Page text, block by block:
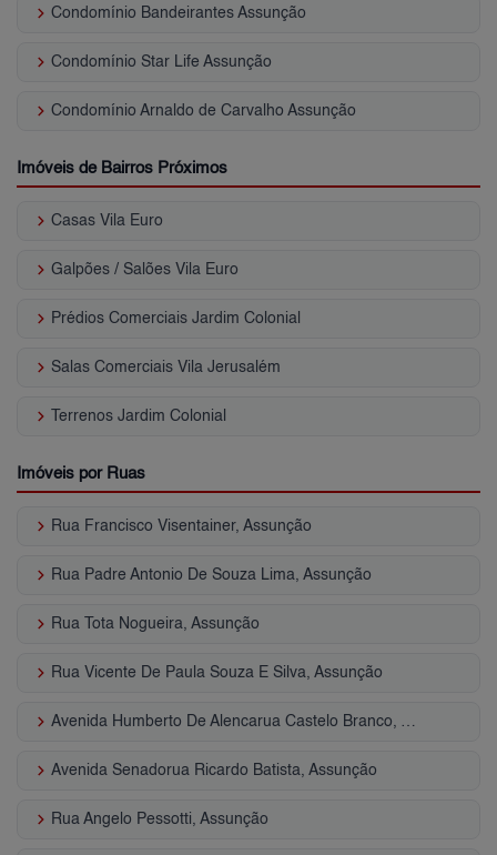
keyboard_arrow_right Condomínio Bandeirantes Assunção
keyboard_arrow_right Condomínio Star Life Assunção
keyboard_arrow_right Condomínio Arnaldo de Carvalho Assunção
Imóveis de Bairros Próximos
keyboard_arrow_right Casas Vila Euro
keyboard_arrow_right Galpões / Salões Vila Euro
keyboard_arrow_right Prédios Comerciais Jardim Colonial
keyboard_arrow_right Salas Comerciais Vila Jerusalém
keyboard_arrow_right Terrenos Jardim Colonial
Imóveis por Ruas
keyboard_arrow_right Rua Francisco Visentainer, Assunção
keyboard_arrow_right Rua Padre Antonio De Souza Lima, Assunção
keyboard_arrow_right Rua Tota Nogueira, Assunção
keyboard_arrow_right Rua Vicente De Paula Souza E Silva, Assunção
keyboard_arrow_right Avenida Humberto De Alencarua Castelo Branco, Assunção
keyboard_arrow_right Avenida Senadorua Ricardo Batista, Assunção
keyboard_arrow_right Rua Angelo Pessotti, Assunção